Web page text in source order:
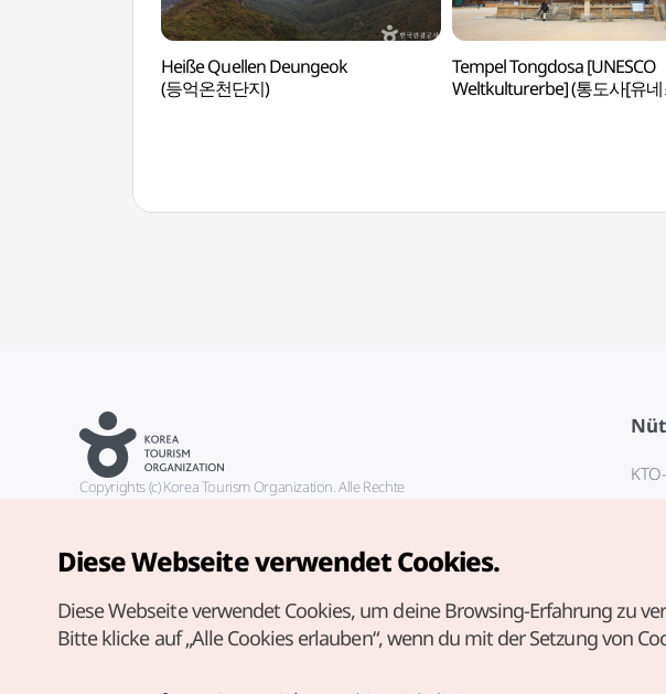
Heiße Quellen Deungeok
(등억온천단지)
Tempel Tongdosa [UNESCO
Weltkulturerbe] (통도사[유
Copyrights (c) Korea Tourism Organization. Alle Rechte
german@knto.or.kr
Diese Webseite verwendet Cookies.
Diese Webseite verwendet Cookies, um deine Browsing-Erfahrung zu
Bitte klicke auf „Alle Cookies erlauben“, wenn du mit der Setzung von